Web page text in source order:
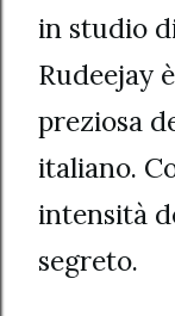
in studio
Rudeejay
preziosa
italiano.
intensità
segreto.